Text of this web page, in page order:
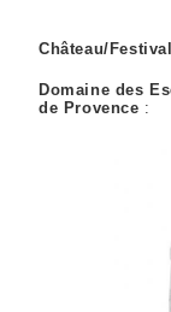
Château/
Domaine des
de Provence :